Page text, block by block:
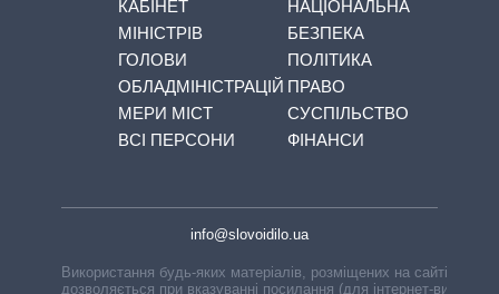
КАБІНЕТ
МІНІСТРІВ
ГОЛОВИ
ОБЛАДМІНІСТРАЦІЙ
МЕРИ МІСТ
ВСІ ПЕРСОНИ
НАЦІОНАЛЬНА
БЕЗПЕКА
ПОЛІТИКА
ПРАВО
СУСПІЛЬСТВО
ФІНАНСИ
info@slovoidilo.ua
Використання будь-яких матеріалів, розміщених на сайті,
дозволяється при вказуванні посилання (для інтернет-видань